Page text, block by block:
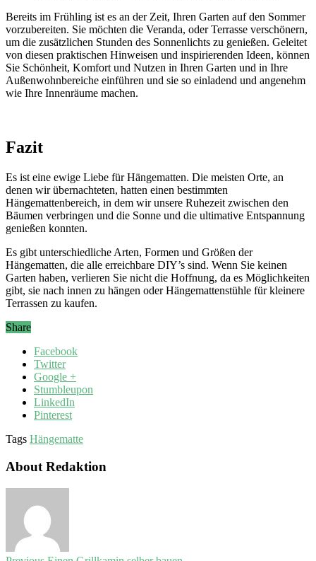
Bereits im Frühling ist es an der Zeit, Ihren Garten auf den Sommer
vorzubereiten. Sie möchten die Veranda, oder Terrasse verschönern,
um die zusätzlichen Stunden des Sonnenlichts zu genießen. Geleitet
von diesen praktischen Hinweisen und inspirierenden Ideen, können
Sie Schönheit, Komfort und Nutzen in Ihren Garten und in Ihre
Außenwohnbereiche einführen und sie so einladend und angenehm
wie Ihre Innenräume machen.
Fazit
Es ist eine ewige Liebe für Hängematten. Die meisten Orte, an
denen wir übernachteten, hatten einen bestimmten
Hängemattenbereich, in dem wir unsere Ruhezeit zwischen den
Bäumen verbringen und die Sonne und die ultimative Entspannung
genießen konnten.
Es gibt unterschiedliche Arten, Formen und Größen der
Hängematten, die alle erreichbare DIY’s sind. Wenn Sie keinen
Garten haben, verlieren Sie nicht die Hoffnung, da es Möglichkeiten
gibt, sie nach innen zu hängen oder Hängemattenstühle für kleinere
Terrassen zu kaufen.
Share
Facebook
Twitter
Google +
Stumbleupon
LinkedIn
Pinterest
Tags Hängematte
About Redaktion